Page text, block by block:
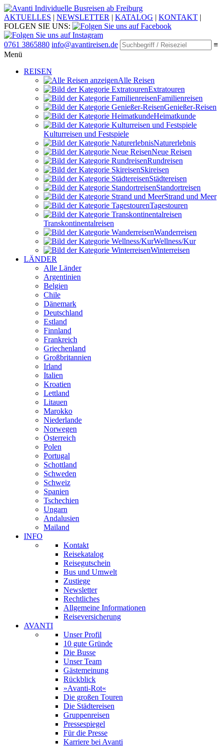
Individuelle Busreisen ab Freiburg
AKTUELLES | NEWSLETTER | KATALOG | KONTAKT |
FOLGEN SIE UNS:
0761 3865880 info@avantireisen.de
≡
Menü
REISEN
Alle Reisen
Extratouren
Familien­reisen
Genießer-Reisen
Heimatkunde
Kultur­reisen und Festspiele
Naturerlebnis
Neue Reisen
Rund­reisen
Ski­reisen
Städte­reisen
Standort­reisen
Strand und Meer
Tagestouren
Transkontinental­reisen
Wander­reisen
Wellness/Kur
Winter­reisen
LÄNDER
Alle Länder
Argentinien
Belgien
Chile
Dänemark
Deutschland
Estland
Finnland
Frankreich
Griechenland
Großbritannien
Irland
Italien
Kroatien
Lettland
Litauen
Marokko
Niederlande
Norwegen
Österreich
Polen
Portugal
Schottland
Schweden
Schweiz
Spanien
Tschechien
Ungarn
Andalusien
Mailand
INFO
Kontakt
Reisekatalog
Reisegutschein
Bus und Umwelt
Zustiege
Newsletter
Rechtliches
Allgemeine Informationen
Reiseversicherung
AVANTI
Unser Profil
10 gute Gründe
Die Busse
Unser Team
Gästemeinung
Rückblick
»Avanti-Rot«
Die großen Touren
Die Städtereisen
Gruppenreisen
Pressespiegel
Für die Presse
Karriere bei Avanti